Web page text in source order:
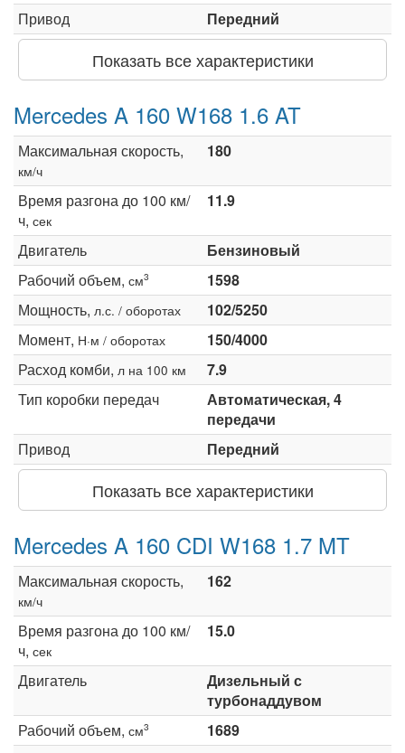
Привод
Передний
Показать все характеристики
Mercedes A 160 W168 1.6 AT
Максимальная скорость,
км/ч
180
Время разгона до 100 км/
ч, сек
11.9
Двигатель
Бензиновый
Рабочий объем, см3
1598
Мощность, л.с. / оборотах
102/5250
Момент, Н·м / оборотах
150/4000
Расход комби, л на 100 км
7.9
Тип коробки передач
Автоматическая, 4
передачи
Привод
Передний
Показать все характеристики
Mercedes A 160 CDI W168 1.7 MT
Максимальная скорость,
км/ч
162
Время разгона до 100 км/
ч, сек
15.0
Двигатель
Дизельный с
турбонаддувом
Рабочий объем, см3
1689